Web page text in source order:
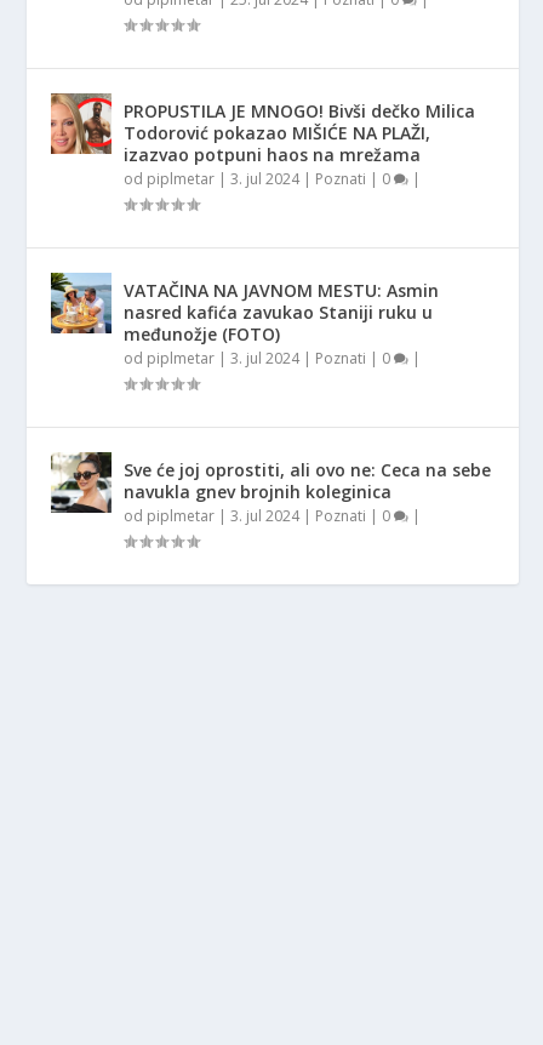
PROPUSTILA JE MNOGO! Bivši dečko Milica
Todorović pokazao MIŠIĆE NA PLAŽI,
izazvao potpuni haos na mrežama
od piplmetar |3. jul 2024| Poznati | 0 |
VATAČINA NA JAVNOM MESTU: Asmin
nasred kafića zavukao Staniji ruku u
međunožje (FOTO)
od piplmetar |3. jul 2024| Poznati | 0 |
Sve će joj oprostiti, ali ovo ne: Ceca na sebe
navukla gnev brojnih koleginica
od piplmetar |3. jul 2024| Poznati | 0 |